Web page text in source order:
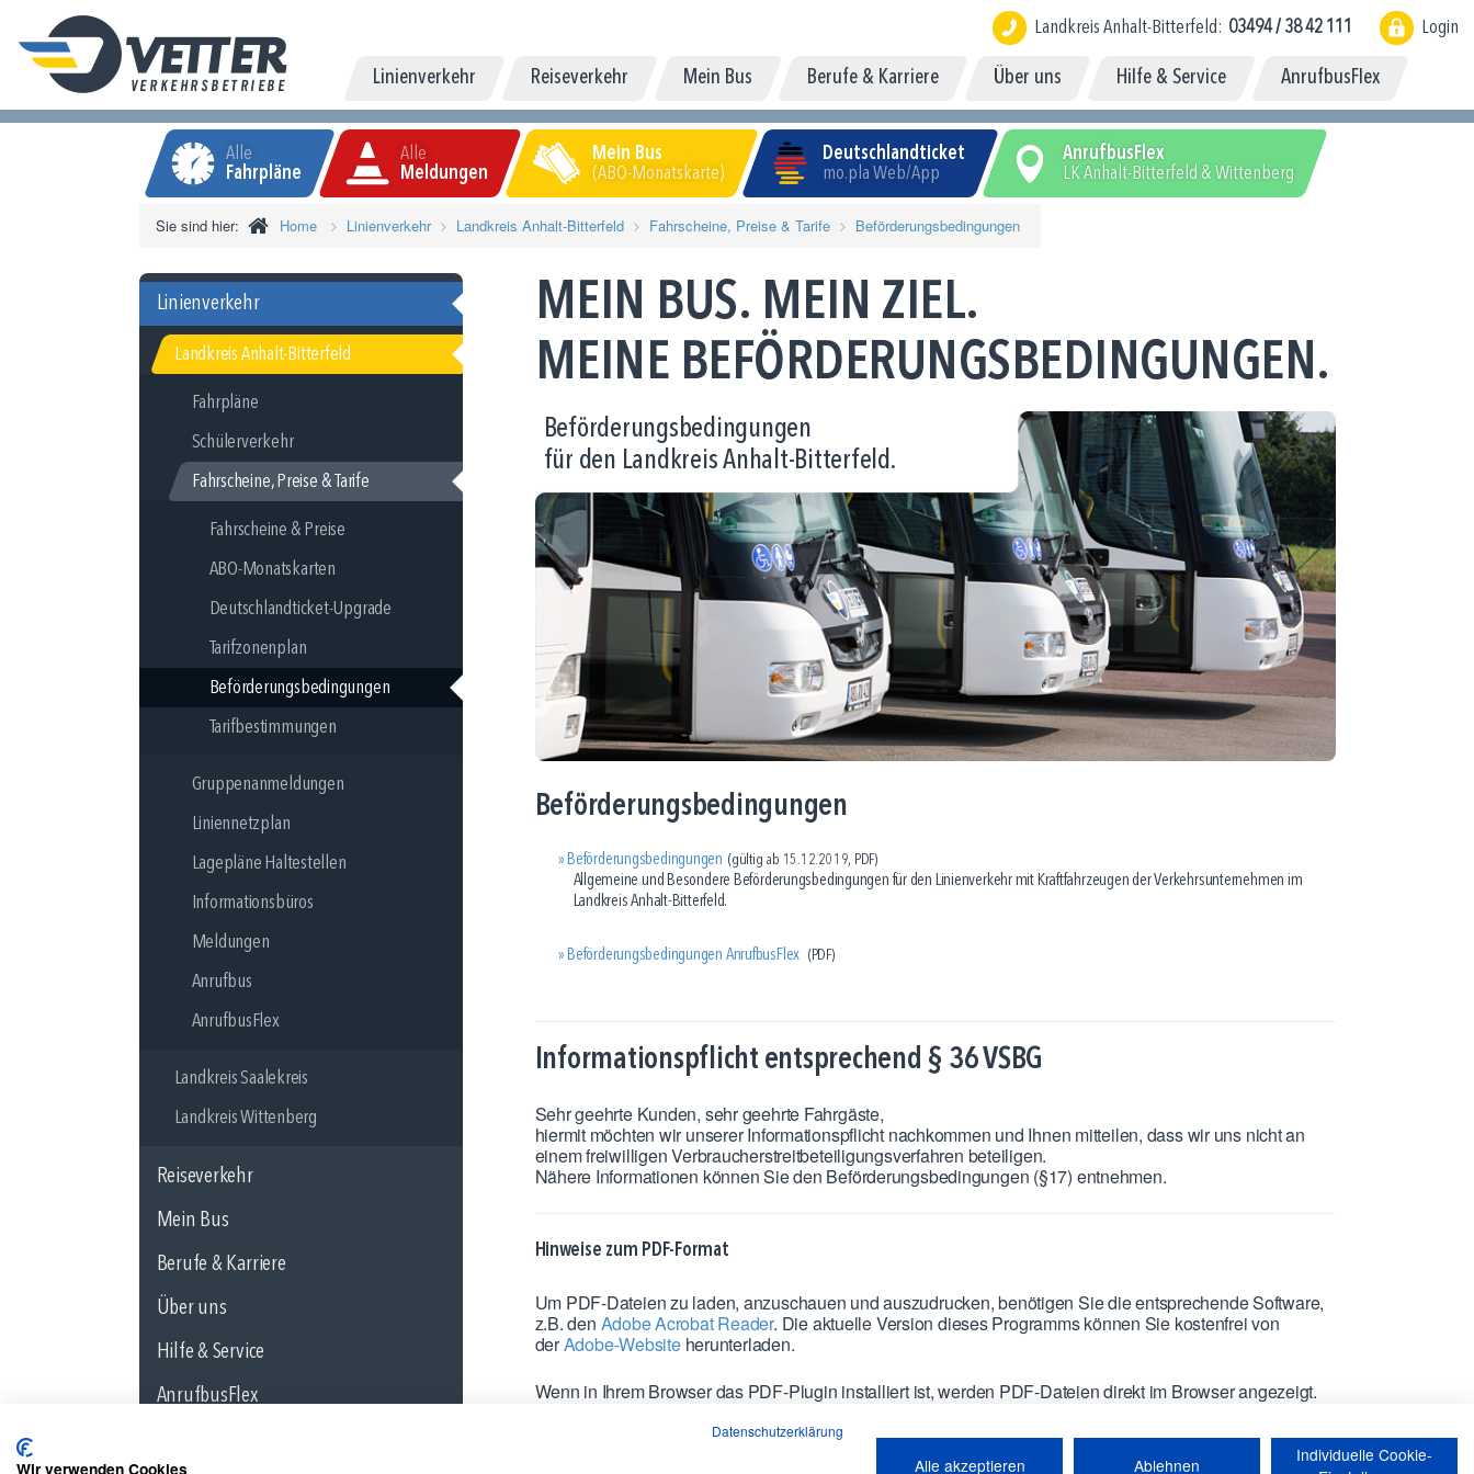
Login
Landkreis Anhalt-Bitterfeld: 03494 / 38 42 111
Linienverkehr Reiseverkehr Mein Bus Berufe & Karriere Über uns Hilfe & Service AnrufbusFlex
Alle
Fahrpläne
Alle
Meldungen
Mein Bus
(ABO-Monatskarte)
Deutschlandticket
mo.pla Web/App
AnrufbusFlex
LK Anhalt-Bitterfeld & Wittenberg
Sie sind hier: Home Linienverkehr Landkreis Anhalt-Bitterfeld Fahrscheine, Preise & Tarife Beförderungsbedingungen
Linienverkehr
Landkreis Anhalt-Bitterfeld
Fahrpläne
Schülerverkehr
Fahrscheine, Preise & Tarife
Fahrscheine & Preise
ABO-Monatskarten
Deutschlandticket-Upgrade
Tarifzonenplan
Beförderungsbedingungen
Tarifbestimmungen
Gruppenanmeldungen
Liniennetzplan
Lagepläne Haltestellen
Informationsbüros
Meldungen
Anrufbus
AnrufbusFlex
Landkreis Saalekreis
Landkreis Wittenberg
Reiseverkehr
Mein Bus
Berufe & Karriere
Über uns
Hilfe & Service
AnrufbusFlex
MEIN BUS. MEIN ZIEL.
MEINE BEFÖRDERUNGSBEDINGUNGEN.
Beförderungsbedingungen
für den Landkreis Anhalt-Bitterfeld.
Beförderungsbedingungen
Beförderungsbedingungen (gültig ab 15.12.2019, PDF)
Allgemeine und Besondere Beförderungsbedingungen für den Linienverkehr mit Kraftfahrzeugen der Verkehrsunternehmen im
Landkreis Anhalt-Bitterfeld.
Beförderungsbedingungen AnrufbusFlex (PDF)
Informationspflicht entsprechend § 36 VSBG
Sehr geehrte Kunden, sehr geehrte Fahrgäste,
hiermit möchten wir unserer Informationspflicht nachkommen und Ihnen mitteilen, dass wir uns nicht an
einem freiwilligen Verbraucherstreitbeteiligungsverfahren beteiligen.
Nähere Informationen können Sie den Beförderungsbedingungen (§17) entnehmen.
Hinweise zum PDF-Format
Um PDF-Dateien zu laden, anzuschauen und auszudrucken, benötigen Sie die entsprechende Software,
z.B. den Adobe Acrobat Reader. Die aktuelle Version dieses Programms können Sie kostenfrei von
derAdobe-Websiteherunterladen.
Wenn in Ihrem Browser das PDF-Plugin installiert ist, werden PDF-Dateien direkt im Browser angezeigt.
Datenschutzerklärung
Wir verwenden Cookies Alle akzeptieren Ablehnen
Individuelle Cookie-